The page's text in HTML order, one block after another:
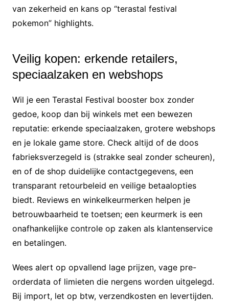
van zekerheid en kans op “terastal festival
pokemon” highlights.
Veilig kopen: erkende retailers,
speciaalzaken en webshops
Wil je een Terastal Festival booster box zonder
gedoe, koop dan bij winkels met een bewezen
reputatie: erkende speciaalzaken, grotere webshops
en je lokale game store. Check altijd of de doos
fabrieksverzegeld is (strakke seal zonder scheuren),
en of de shop duidelijke contactgegevens, een
transparant retourbeleid en veilige betaalopties
biedt. Reviews en winkelkeurmerken helpen je
betrouwbaarheid te toetsen; een keurmerk is een
onafhankelijke controle op zaken als klantenservice
en betalingen.
Wees alert op opvallend lage prijzen, vage pre-
orderdata of limieten die nergens worden uitgelegd.
Bij import, let op btw, verzendkosten en levertijden.